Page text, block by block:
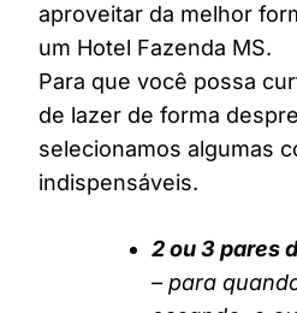
aproveitar da melhor
um Hotel Fazenda MS.
Para que você possa
de lazer de forma
selecionamos algumas
indispensáveis.
2 ou 3 pares
– para